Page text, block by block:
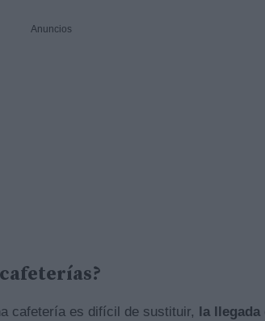
Anuncios
cafetería es difícil de sustituir,
la